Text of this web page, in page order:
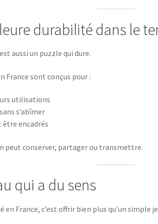
durabilité dans le
aussi un puzzle qui dure.
France sont conçus pour :
utilisations
s’abîmer
encadrés
peut conserver, partager ou transmettre.
qui a du sens
France, c’est offrir bien plus qu’un simple